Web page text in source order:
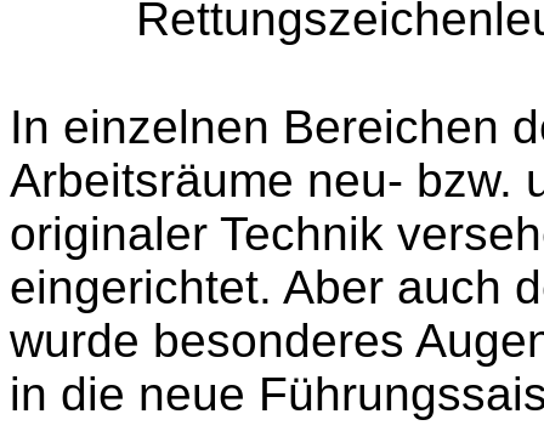
In einzelnen Bereichen
Arbeitsräume neu- bzw.
originaler Technik
eingerichtet. Aber auch
wurde besonderes
in die neue